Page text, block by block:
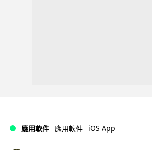
應用軟件 應用軟件 iOS App